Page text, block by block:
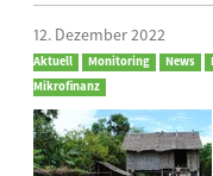
12. Dezember 2022
Aktuell Monitoring News
Mikrofinanz